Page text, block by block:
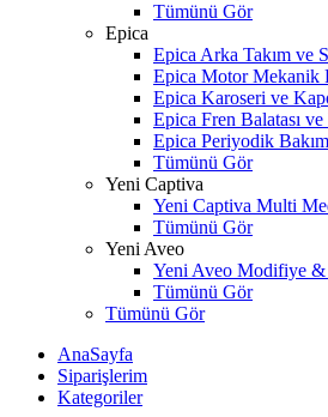
Tümünü Gör
Epica
Epica Arka Takım ve
Epica Motor Mekanik
Epica Karoseri ve
Epica Fren Balatası
Epica Periyodik
Tümünü Gör
Yeni Captiva
Yeni Captiva Multi
Tümünü Gör
Yeni Aveo
Yeni Aveo Modifiye &
Tümünü Gör
Tümünü Gör
AnaSayfa
Siparişlerim
Kategoriler